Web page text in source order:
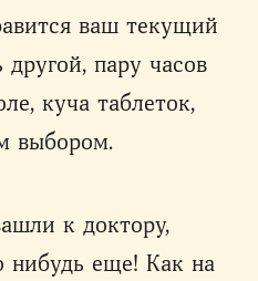
ваш текущий
пару часов
куча таблеток,
выбором.
к доктору,
нибудь еще! Как на